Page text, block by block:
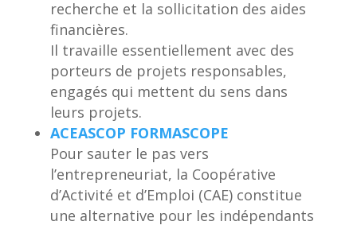
recherche et la sollicitation des aides
financières.
Il travaille essentiellement avec des
porteurs de projets responsables,
engagés qui mettent du sens dans
leurs projets.
ACEASCOP FORMASCOPE
Pour sauter le pas vers
l’entrepreneuriat, la Coopérative
d’Activité et d’Emploi (CAE) constitue
une alternative pour les indépendants